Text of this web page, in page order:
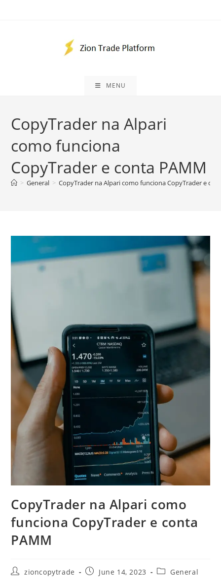
MENU
CopyTrader na Alpari
como funciona
CopyTrader e conta PAMM
> General > CopyTrader na Alpari como funciona CopyTrader e
CopyTrader na Alpari como
funciona CopyTrader e conta
PAMM
Postzioncopytrade
PostJune 14, 2023
PostGeneral